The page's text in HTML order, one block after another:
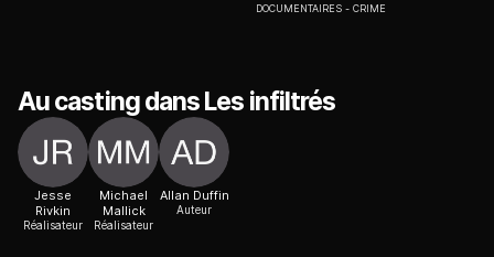
DOCUMENTAIRES CRIME
Au casting dans Les infiltrés
Jesse
Rivkin
Réalisateur
Michael
Mallick
Réalisateur
Allan Duffin
Auteur